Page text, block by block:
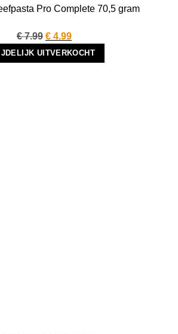
Pro Complete 70,5 gram
€7.99 Oorspronkelijke
prijs
was:
€ 4.99Huidige
prijs
is:
UITVERKOCHT